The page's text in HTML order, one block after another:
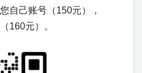
自己账号（150元），
160元）。